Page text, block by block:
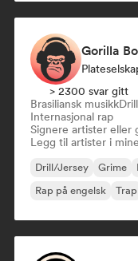
Gorilla
> 2300 svar gitt
Brasiliansk musikk
Internasjonal rap
Signere artister eller
Legg til artister i
Drill/Jersey Grime
Rap på engelsk
Trap